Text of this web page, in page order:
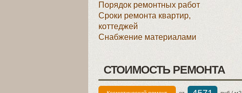
Порядок ремонтных работ
Сроки ремонта квартир,
коттеджей
Снабжение материалами
СТОИМОСТЬ РЕМОНТА